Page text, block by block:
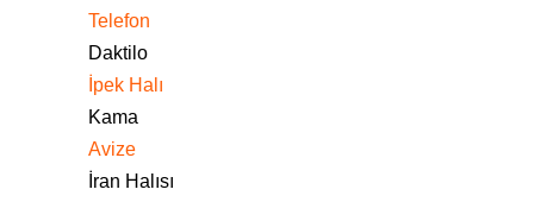
Telefon
Daktilo
İpek Halı
Kama
Avize
İran Halısı